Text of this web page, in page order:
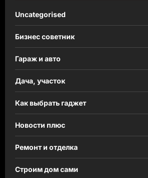
Uncategorised
Бизнес советник
Гараж и авто
Дача, участок
Как выбрать гаджет
Новости плюс
Ремонт и отделка
Строим дом сами